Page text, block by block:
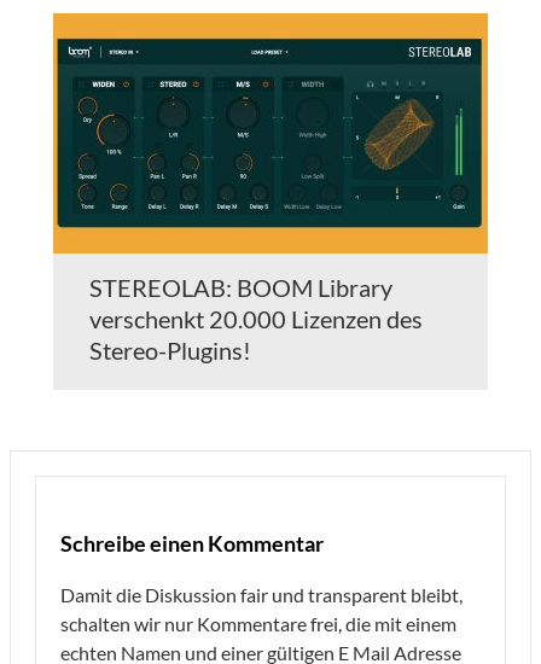
STEREOLAB: BOOM Library
verschenkt 20.000 Lizenzen des
Stereo-Plugins!
Schreibe einen Kommentar
Damit die Diskussion fair und transparent bleibt,
schalten wir nur Kommentare frei, die mit einem
echten Namen und einer gültigen E Mail Adresse